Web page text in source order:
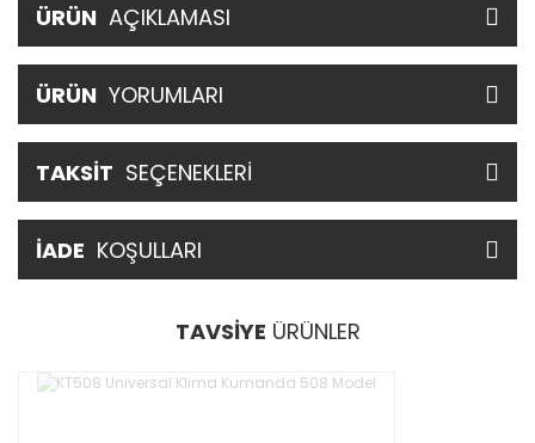
ÜRÜN AÇIKLAMASI
ÜRÜN YORUMLARI
TAKSİT SEÇENEKLERİ
İADE KOŞULLARI
TAVSİYE ÜRÜNLER